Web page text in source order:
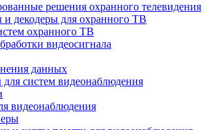
решения охранного телевидения
и декодеры для охранного ТВ
охранного ТВ
видеосигнала
данных
систем видеонаблюдения
видеонаблюдения